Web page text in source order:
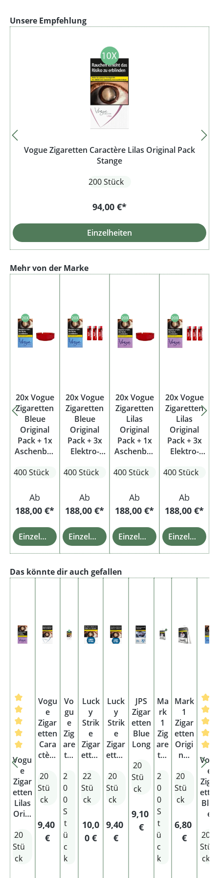
Produktgalerie überspringen
Unsere Empfehlung
Vogue Zigaretten Caractère Lilas Original Pack
Stange
200 Stück
94,00 €*
Einzelheiten
Produktgalerie überspringen
Mehr von der Marke
20x Vogue
Zigaretten
Bleue
Original
Pack + 1x
Aschenbec
400 Stück
Ab
188,00 €*
Einzelheiten
20x Vogue
Zigaretten
Bleue
Original
Pack + 3x
Elektro-
400 Stück
Ab
188,00 €*
Einzelheiten
20x Vogue
Zigaretten
Lilas
Original
Pack + 1x
Aschenbec
400 Stück
Ab
188,00 €*
Einzelheiten
20x Vogue
Zigaretten
Lilas
Original
Pack + 3x
Elektro-
400 Stück
Ab
188,00 €*
Einzelheiten
Produktgalerie überspringen
Das könnte dir auch gefallen
Durchschnittliche Bewertung von 5 von 5 Sternen
Vogu
e
Zigar
etten
Lilas
Origi
Pack
20
Stü
ck
Vogu
e
Zigar
etten
Cara
ctère
e
Origi
nal
20
Stü
ck
Regulärer Preis:
9,40
€
Vo
gu
e
Zig
are
tte
Ca
rac
tèr
e
Lil
as
Ori
gin
al
2
0
0
S
t
ü
c
k
Luck
y
Strik
e
Zigar
etten
Giga
22
Stü
ck
Regulärer Preis:
10,0
0 €
Luck
y
Strik
e
Zigar
etten
Origi
nal
Pack
20
Stü
ck
Regulärer Preis:
9,40
€
JPS
Zigar
etten
Blue
Long
20
Stü
ck
Regulärer Preis:
9,10
€
Ma
rk
1
Zig
are
tte
Ori
gin
al
Wh
ite
&
Sil
ver
Ori
2
0
0
S
t
ü
c
k
Mark
1
Zigar
etten
Origi
nal
e &
Silve
r
nal
Pack
20
Stü
ck
Regulärer
6,80
€
Vogu
e
Zigar
etten
Bleu
e
nal
Pack
20
Stü
ck